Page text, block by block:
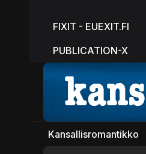
FIXIT - EUEXIT.FI
PUBLICATION-X
Kansallisromantikko